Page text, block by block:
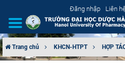
Đăng nhập Liên
Trang chủ KHCN-HTPT HỢP